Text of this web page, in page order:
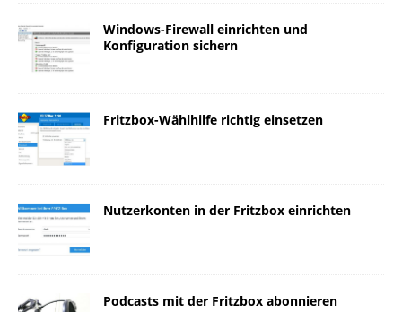
Windows-Firewall einrichten und
Konfiguration sichern
Fritzbox-Wählhilfe richtig einsetzen
Nutzerkonten in der Fritzbox einrichten
Podcasts mit der Fritzbox abonnieren